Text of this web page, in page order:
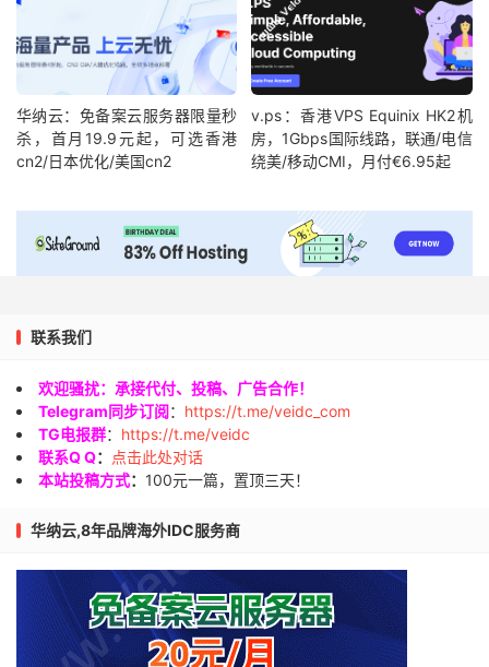
华纳云：免备案云服务器限量秒
杀，首月19.9元起，可选香港
cn2/日本优化/美国cn2
v.ps：香港VPS Equinix HK2机
房，1Gbps国际线路，联通/电信
绕美/移动CMI，月付€6.95起
联系我们
欢迎骚扰：承接代付、投稿、广告合作！
Telegram同步订阅： https://t.me/veidc_com
TG电报群： https://t.me/veidc
联系Q Q：
点击此处对话
本站投稿方式： 100元一篇，置顶三天！
华纳云,8年品牌海外IDC服务商